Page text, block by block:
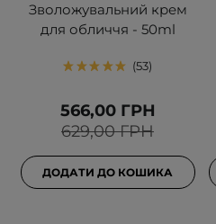
Зволожувальний крем
для обличчя - 50ml
53
629,00 ГРН
566,00 ГРН
ДОДАТИ ДО КОШИКА